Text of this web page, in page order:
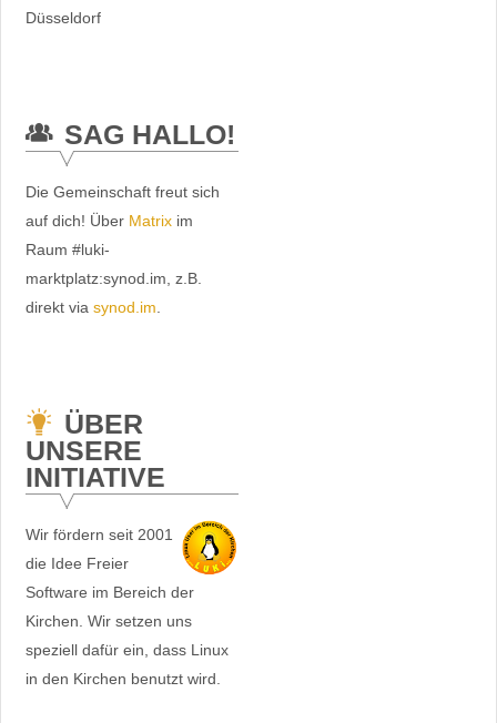
Düsseldorf
SAG HALLO!
Die Gemeinschaft freut sich
auf dich! Über Matrixim
Raum #luki-
marktplatz:synod.im, z.B.
direkt via synod.im
ÜBER
UNSERE
INITIATIVE
Wir fördern seit 2001
die Idee Freier
Software im Bereich der
Kirchen. Wir setzen uns
speziell dafür ein, dass Linux
in den Kirchen benutzt wird.